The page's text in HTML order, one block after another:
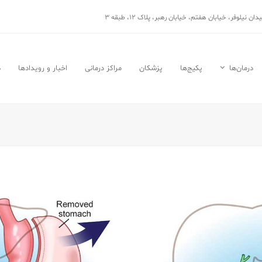
خیابان هفتم، خیابان رهبر، پلاک ۱۲، طبقه ۳
درمان‌ها پکیج‌ها پزشکان مراکز درمانی اخبار و رویدادها